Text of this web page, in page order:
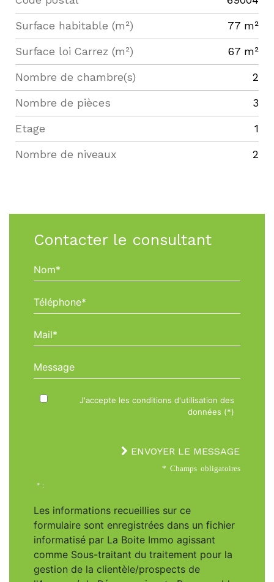
Surface habitable (m²) 77 m²
Surface loi Carrez (m²) 67 m²
Nombre de chambre(s) 2
Nombre de pièces 3
Etage 1
Nombre de niveaux 2
Contacter le consultant
Nom*
Téléphone*
Mail*
Message
J'accepte les conditions d'utilisation des
données (*)
ENVOYER LE MESSAGE
* Champs obligatoires
* :
Les informations recueillies sur ce
formulaire sont enregistrées dans un fichier
informatisé par La Boite Immo agissant
comme Sous-traitant du traitement pour la
gestion de la clientèle/prospects de